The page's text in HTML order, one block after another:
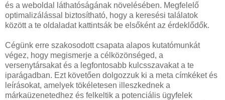
és a weboldal láthatóságának növelésében. Megfelelő
optimalizálással biztosítható, hogy a keresési találatok
között a te oldaladat kattintsák be elsőként az érdeklődők.
Cégünk erre szakosodott csapata alapos kutatómunkát
végez, hogy megismerje a célközönséged, a
versenytársakat és a legfontosabb kulcsszavakat a te
iparágadban. Ezt követően dolgozzuk ki a meta címkéket és
leírásokat, amelyek tökéletesen illeszkednek a
márkaüzenetedhez és felkeltik a potenciális ügyfelek